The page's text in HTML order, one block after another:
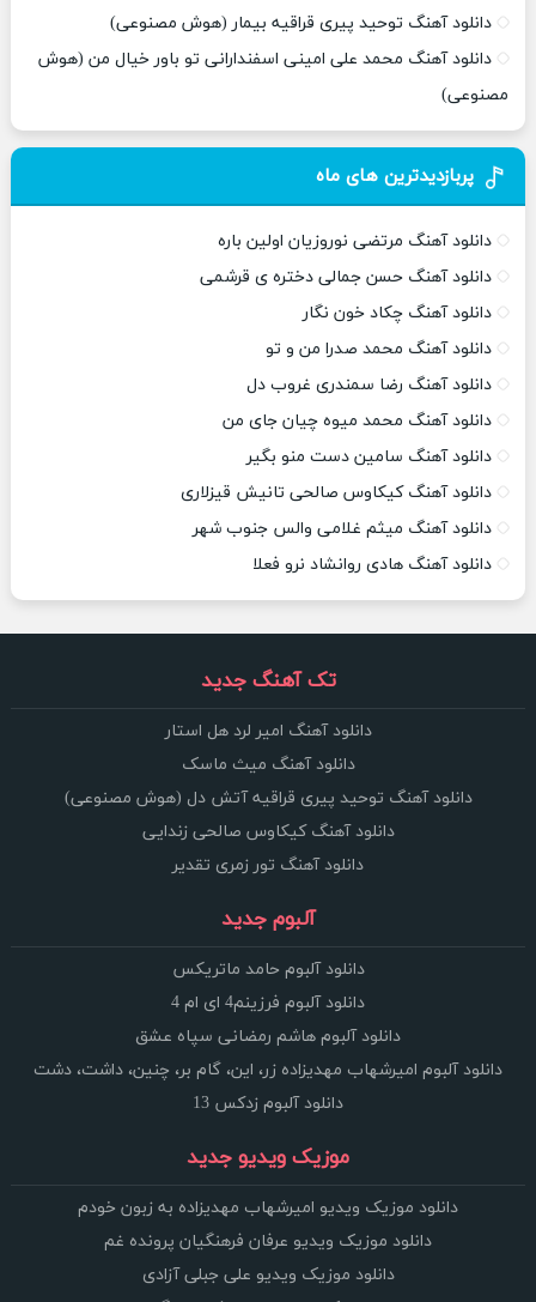
دانلود آهنگ توحید پیری قراقیه بیمار (هوش مصنوعی)
دانلود آهنگ محمد علی امینی اسفندارانی تو باور خیال من (هوش
مصنوعی)
پربازدیدترین های ماه
دانلود آهنگ مرتضی نوروزیان اولین باره
دانلود آهنگ حسن جمالی دختره ی قرشمی
دانلود آهنگ چکاد خون نگار
دانلود آهنگ محمد صدرا من و تو
دانلود آهنگ رضا سمندری غروب دل
دانلود آهنگ محمد میوه چیان جای من
دانلود آهنگ سامین دست منو بگیر
دانلود آهنگ کیکاوس صالحی تانیش قیزلاری
دانلود آهنگ میثم غلامی والس جنوب شهر
دانلود آهنگ هادی روانشاد نرو فعلا
تک آهنگ جدید
دانلود آهنگ امیر لرد هل استار
دانلود آهنگ میث ماسک
دانلود آهنگ توحید پیری قراقیه آتش دل (هوش مصنوعی)
دانلود آهنگ کیکاوس صالحی زندایی
دانلود آهنگ تور زمری تقدیر
آلبوم جدید
دانلود آلبوم حامد ماتریکس
دانلود آلبوم فرزینم4 ای ام 4
دانلود آلبوم هاشم رمضانی سپاه عشق
دانلود آلبوم امیرشهاب مهدیزاده زر، این، گام بر، چنین، داشت، دشت
دانلود آلبوم زدکس 13
موزیک ویدیو جدید
دانلود موزیک ویدیو امیرشهاب مهدیزاده به زبون خودم
دانلود موزیک ویدیو عرفان فرهنگیان پرونده غم
دانلود موزیک ویدیو علی جبلی آزادی